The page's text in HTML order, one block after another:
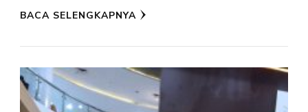
BACA SELENGKAPNYA